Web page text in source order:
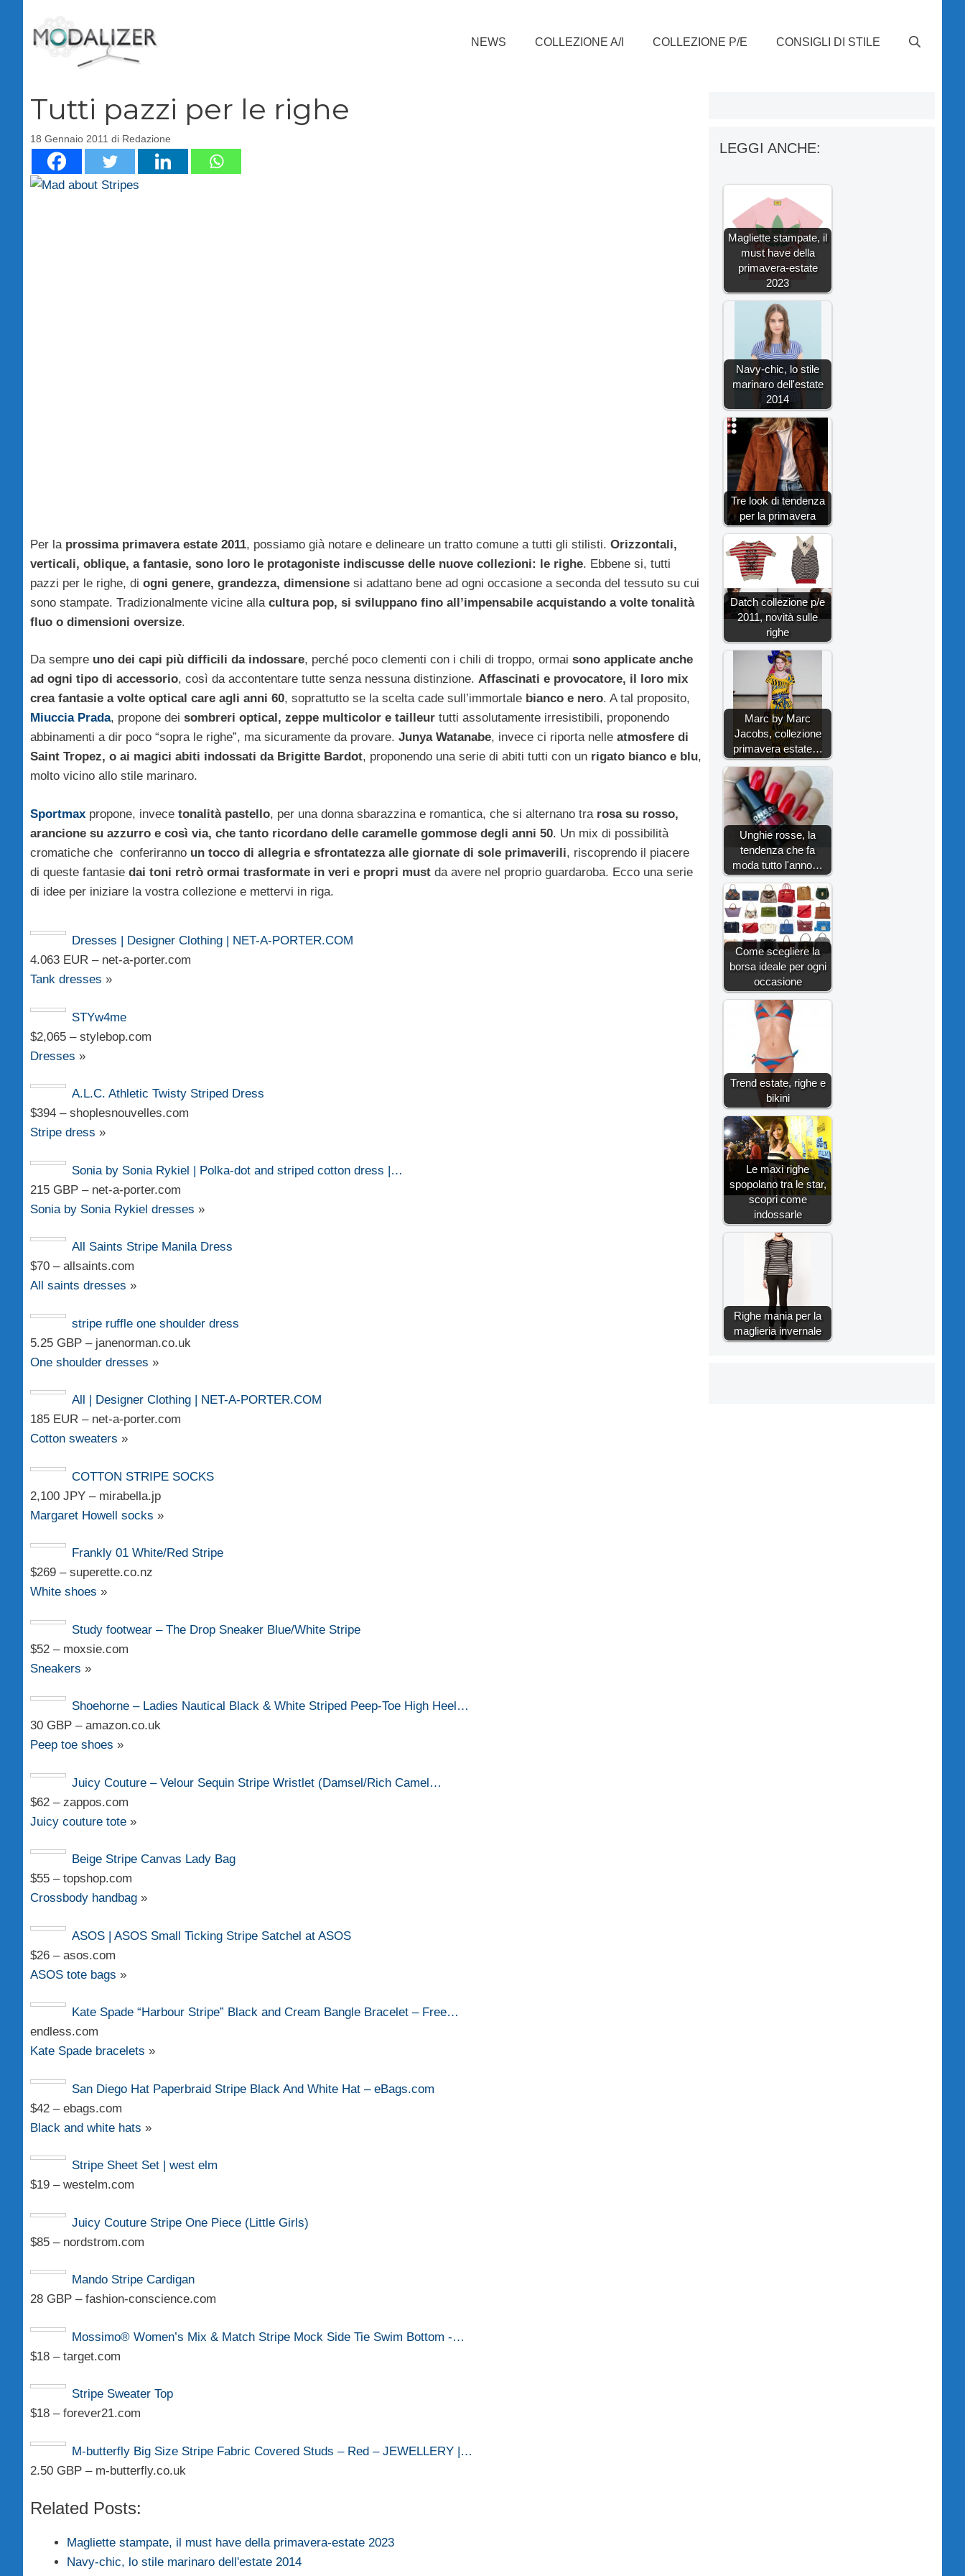
contenuto
NEWS COLLEZIONE A/I COLLEZIONE P/E CONSIGLI DI STILE
Tutti pazzi per le righe
18 Gennaio 2011 di Redazione
Per la prossima primavera estate 2011, possiamo già notare e delineare un tratto comune a tutti gli stilisti. Orizzontali,
verticali, oblique, a fantasie, sono loro le protagoniste indiscusse delle nuove collezioni: le righe. Ebbene si, tutti
pazzi per le righe, di ogni genere, grandezza, dimensione si adattano bene ad ogni occasione a seconda del tessuto su cui
sono stampate. Tradizionalmente vicine alla cultura pop, si sviluppano fino all’impensabile acquistando a volte tonalità
fluo o dimensioni oversize.
Da sempre uno dei capi più difficili da indossare, perché poco clementi con i chili di troppo, ormai sono applicate anche
ad ogni tipo di accessorio, così da accontentare tutte senza nessuna distinzione. Affascinati e provocatore, il loro mix
crea fantasie a volte optical care agli anni 60, soprattutto se la scelta cade sull’immortale bianco e nero. A tal proposito,
Miuccia Prada, propone dei sombreri optical, zeppe multicolor e tailleur tutti assolutamente irresistibili, proponendo
abbinamenti a dir poco “sopra le righe”, ma sicuramente da provare. Junya Watanabe, invece ci riporta nelle atmosfere di
Saint Tropez, o ai magici abiti indossati da Brigitte Bardot, proponendo una serie di abiti tutti con un rigato bianco e blu,
molto vicino allo stile marinaro.
Sportmax propone, invece tonalità pastello, per una donna sbarazzina e romantica, che si alternano tra rosa su rosso,
arancione su azzurro e così via, che tanto ricordano delle caramelle gommose degli anni 50. Un mix di possibilità
cromatiche che conferiranno un tocco di allegria e sfrontatezza alle giornate di sole primaverili, riscoprendo il piacere
di queste fantasie dai toni retrò ormai trasformate in veri e propri must da avere nel proprio guardaroba. Ecco una serie
di idee per iniziare la vostra collezione e mettervi in riga.
Dresses | Designer Clothing | NET-A-PORTER.COM
4.063 EUR – net-a-porter.com
Tank dresses »
STYw4me
$2,065 – stylebop.com
Dresses »
A.L.C. Athletic Twisty Striped Dress
$394 – shoplesnouvelles.com
Stripe dress »
Sonia by Sonia Rykiel | Polka-dot and striped cotton dress |…
215 GBP – net-a-porter.com
Sonia by Sonia Rykiel dresses »
All Saints Stripe Manila Dress
$70 – allsaints.com
All saints dresses »
stripe ruffle one shoulder dress
5.25 GBP – janenorman.co.uk
One shoulder dresses »
All | Designer Clothing | NET-A-PORTER.COM
185 EUR – net-a-porter.com
Cotton sweaters »
COTTON STRIPE SOCKS
2,100 JPY – mirabella.jp
Margaret Howell socks »
Frankly 01 White/Red Stripe
$269 – superette.co.nz
White shoes »
Study footwear – The Drop Sneaker Blue/White Stripe
$52 – moxsie.com
Sneakers »
Shoehorne – Ladies Nautical Black & White Striped Peep-Toe High Heel…
30 GBP – amazon.co.uk
Peep toe shoes »
Juicy Couture – Velour Sequin Stripe Wristlet (Damsel/Rich Camel…
$62 – zappos.com
Juicy couture tote »
Beige Stripe Canvas Lady Bag
$55 – topshop.com
Crossbody handbag »
ASOS | ASOS Small Ticking Stripe Satchel at ASOS
$26 – asos.com
ASOS tote bags »
Kate Spade “Harbour Stripe” Black and Cream Bangle Bracelet – Free…
endless.com
Kate Spade bracelets »
San Diego Hat Paperbraid Stripe Black And White Hat – eBags.com
$42 – ebags.com
Black and white hats »
Stripe Sheet Set | west elm
$19 – westelm.com
Juicy Couture Stripe One Piece (Little Girls)
$85 – nordstrom.com
Mando Stripe Cardigan
28 GBP – fashion-conscience.com
Mossimo® Women’s Mix & Match Stripe Mock Side Tie Swim Bottom -…
$18 – target.com
Stripe Sweater Top
$18 – forever21.com
M-butterfly Big Size Stripe Fabric Covered Studs – Red – JEWELLERY |…
2.50 GBP – m-butterfly.co.uk
Related Posts:
Magliette stampate, il must have della primavera-estate 2023
Navy-chic, lo stile marinaro dell'estate 2014
LEGGI ANCHE:
Magliette stampate, il
must have della
primavera-estate
2023
Navy-chic, lo stile
marinaro dell'estate
2014
Tre look di tendenza
per la primavera
Datch collezione p/e
2011, novità sulle
righe
Marc by Marc
Jacobs, collezione
primavera estate…
Unghie rosse, la
tendenza che fa
moda tutto l'anno…
Come scegliere la
borsa ideale per ogni
occasione
Trend estate, righe e
bikini
Le maxi righe
spopolano tra le star,
scopri come
indossarle
Righe mania per la
maglieria invernale